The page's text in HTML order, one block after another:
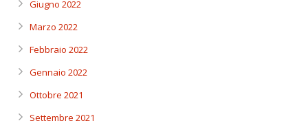
Giugno 2022
Marzo 2022
Febbraio 2022
Gennaio 2022
Ottobre 2021
Settembre 2021